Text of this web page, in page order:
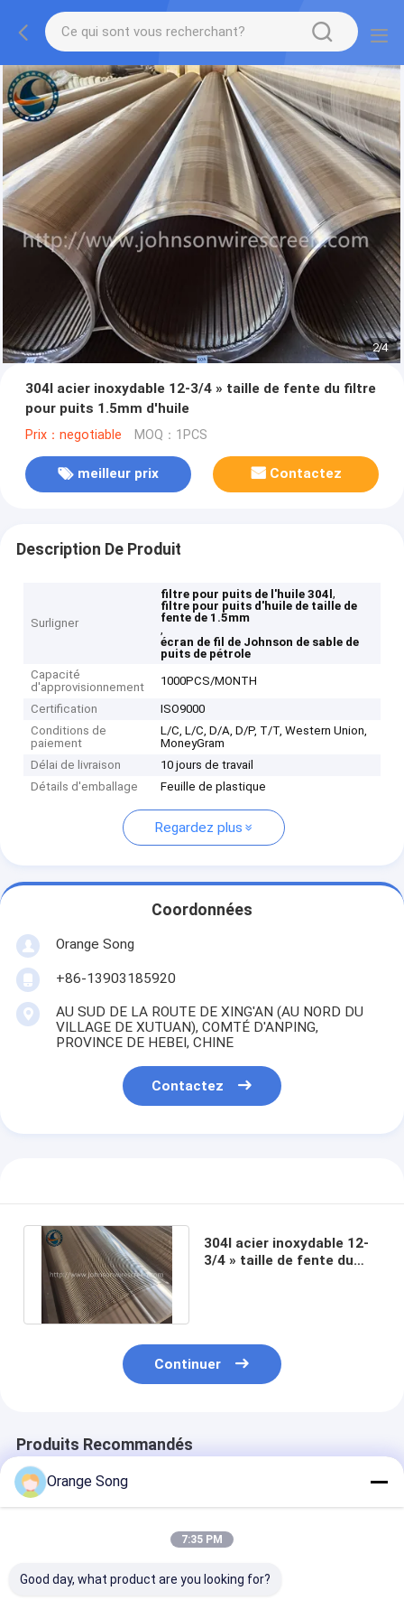
2/4
304l acier inoxydable 12-3/4 » taille de fente du filtre
pour puits 1.5mm d'huile
Prix：negotiable MOQ：1PCS
meilleur prix Contactez
Description De Produit
Surligner
filtre pour puits de l'huile 304l,
filtre pour puits d'huile de taille de
fente de 1.5mm
,
écran de fil de Johnson de sable de
puits de pétrole
Capacité
d'approvisionnement
1000PCS/MONTH
Certification
ISO9000
Conditions de
paiement
L/C, L/C, D/A, D/P, T/T, Western Union,
MoneyGram
Délai de livraison
10 jours de travail
Détails d'emballage
Feuille de plastique
Regardez plus
Coordonnées
Orange Song
+86-13903185920
AU SUD DE LA ROUTE DE XING'AN (AU NORD DU
VILLAGE DE XUTUAN), COMTÉ D'ANPING,
PROVINCE DE HEBEI, CHINE
Contactez
304l acier inoxydable 12-
3/4 » taille de fente du
Continuer
Produits Recommandés
Orange Song
7:35 PM
Good day, what product are you looking for?